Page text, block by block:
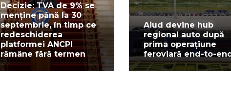
Decizie: TVA de 9% se
menține până la 30
septembrie, în timp ce
redeschiderea
platformei ANCPI
rămâne fără termen
Aiud devine hub
regional auto după
prima operațiune
feroviară end-to-